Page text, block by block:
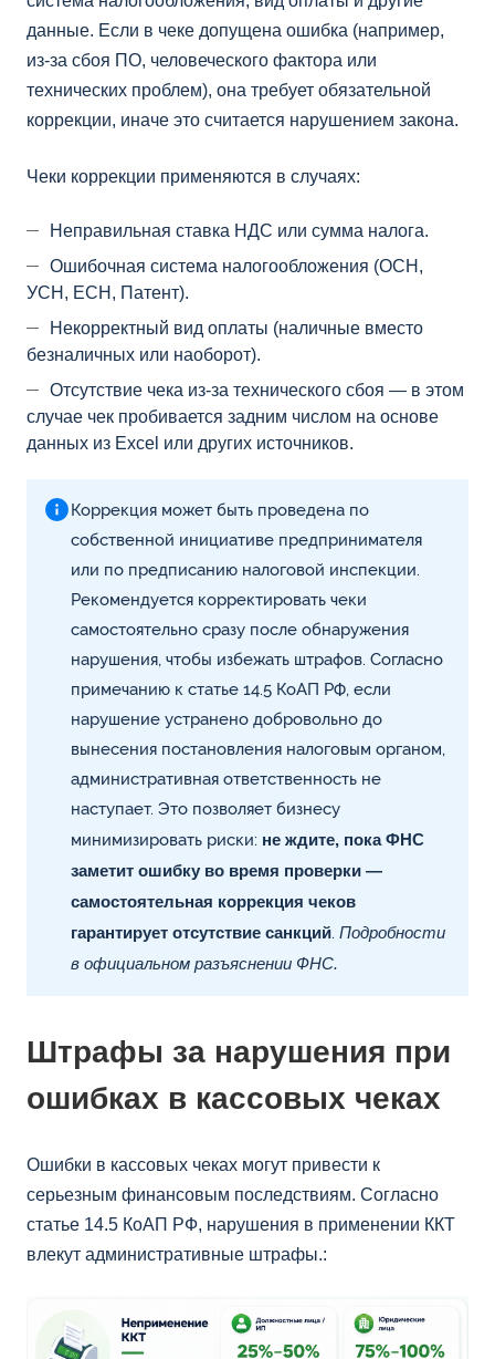
данные. Если в чеке допущена ошибка (например,
из-за сбоя ПО, человеческого фактора или
технических проблем), она требует обязательной
коррекции, иначе это считается нарушением закона.
Чеки коррекции применяются в случаях:
Неправильная ставка НДС или сумма налога.
Ошибочная система налогообложения (ОСН,
УСН, ЕСН, Патент).
Некорректный вид оплаты (наличные вместо
безналичных или наоборот).
Отсутствие чека из-за технического сбоя — в этом
случае чек пробивается задним числом на основе
данных из Excel или других источников.
Коррекция может быть проведена по
собственной инициативе предпринимателя
или по предписанию налоговой инспекции.
Рекомендуется корректировать чеки
самостоятельно сразу после обнаружения
нарушения, чтобы избежать штрафов. Согласно
примечанию к статье 14.5 КоАП РФ, если
нарушение устранено добровольно до
вынесения постановления налоговым органом,
административная ответственность не
наступает. Это позволяет бизнесу
минимизировать риски: не ждите, пока ФНС
заметит ошибку во время проверки —
самостоятельная коррекция чеков
гарантирует отсутствие санкций. Подробности
в официальном разъяснении ФНС.
Штрафы за нарушения при
ошибках в кассовых чеках
Ошибки в кассовых чеках могут привести к
серьезным финансовым последствиям. Согласно
статье 14.5 КоАП РФ, нарушения в применении ККТ
влекут административные штрафы.: